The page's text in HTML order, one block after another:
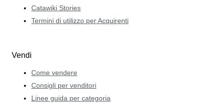
Catawiki Stories
Termini di utilizzo per Acquirenti
Vendi
Come vendere
Consigli per venditori
Linee guida per categoria